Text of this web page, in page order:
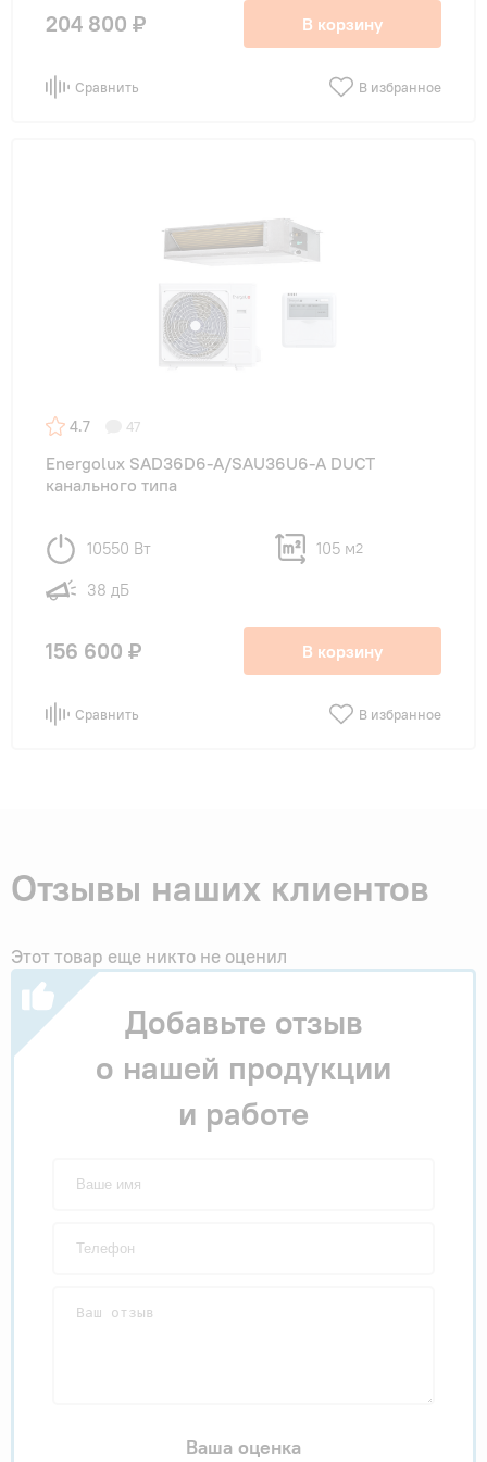
204 800 ₽ В корзину
Сравнить В избранное
4.7 47
Energolux SAD36D6-A/SAU36U6-A DUCT
канального типа
10550 Вт 105 м2
38 дБ
156 600 ₽ В корзину
Сравнить В избранное
Отзывы наших клиентов
Этот товар еще никто не оценил
Добавьте отзыв
о нашей продукции
и работе
Ваша оценка